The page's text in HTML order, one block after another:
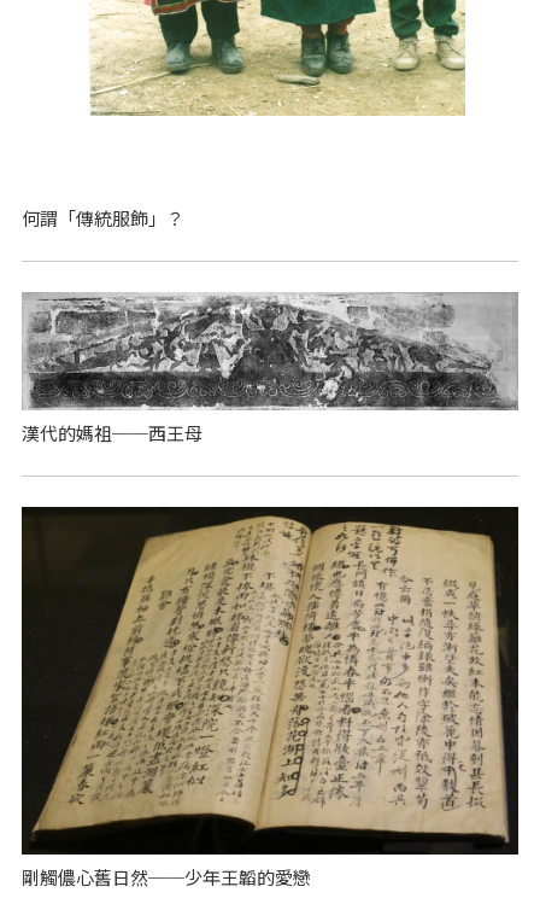
何謂「傳統服飾」？
漢代的媽祖──西王母
剛觸儂心舊日然──少年王韜的愛戀